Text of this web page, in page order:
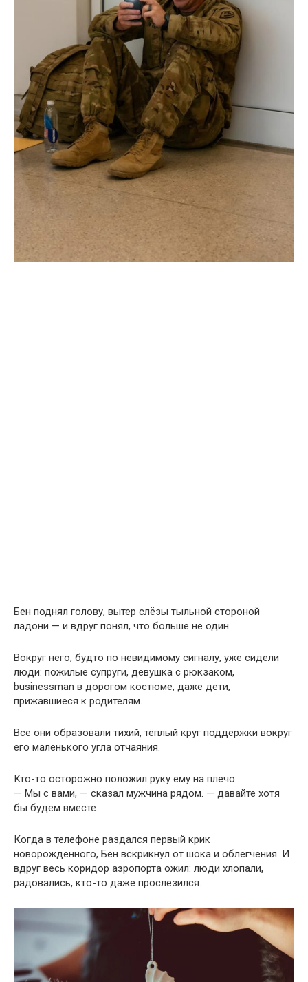
Бен поднял голову, вытер слёзы тыльной стороной
ладони — и вдруг понял, что больше не один.
Вокруг него, будто по невидимому сигналу, уже сидели
люди: пожилые супруги, девушка с рюкзаком,
businessman в дорогом костюме, даже дети,
прижавшиеся к родителям.
Все они образовали тихий, тёплый круг поддержки вокруг
его маленького угла отчаяния.
Кто-то осторожно положил руку ему на плечо.
— Мы с вами, — сказал мужчина рядом. — давайте хотя
бы будем вместе.
Когда в телефоне раздался первый крик
новорождённого, Бен вскрикнул от шока и облегчения. И
вдруг весь коридор аэропорта ожил: люди хлопали,
радовались, кто-то даже прослезился.